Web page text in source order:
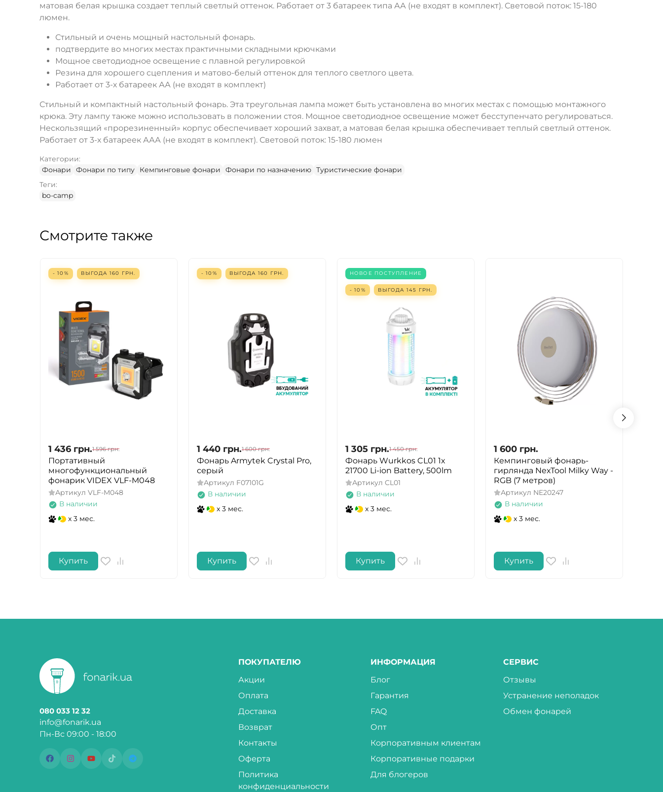
матовая белая крышка создает теплый светлый оттенок. Работает от 3 батареек типа АА (не входят в комплект). Световой поток: 15-180
люмен.
Стильный и очень мощный настольный фонарь.
подтвердите во многих местах практичными складными крючками
Мощное светодиодное освещение с плавной регулировкой
Резина для хорошего сцепления и матово-белый оттенок для теплого светлого цвета.
Работает от 3-х батареек АА (не входят в комплект)
Стильный и компактный настольный фонарь. Эта треугольная лампа может быть установлена во многих местах с помощью монтажного
крюка. Эту лампу также можно использовать в положении стоя. Мощное светодиодное освещение может бесступенчато регулироваться.
Нескользящий «прорезиненный» корпус обеспечивает хороший захват, а матовая белая крышка обеспечивает теплый светлый оттенок.
Работает от 3-х батареек ААА (не входят в комплект). Световой поток: 15-180 люмен
Категории:
Фонари
Фонари по типу Кемпинговые фонари Фонари по назначению Туристические фонари
Теги:
bo-camp
Смотрите также
- 10% ВЫГОДА 160 ГРН.
1 436 грн.1 596 грн.
Портативный
многофункциональный
фонарик VIDEX VLF-M048
Артикул VLF-M048
В наличии
x 3 мес.
Купить
- 10% ВЫГОДА 160 ГРН.
1 440 грн.1 600 грн.
Фонарь Armytek Crystal Pro,
серый
Артикул F07101G
В наличии
x 3 мес.
Купить
НОВОЕ ПОСТУПЛЕНИЕ
- 10% ВЫГОДА 145 ГРН.
1 305 грн.1 450 грн.
Фонарь Wurkkos CL01 1x
21700 Li-ion Battery, 500lm
Артикул CL01
В наличии
x 3 мес.
Купить
1 600 грн.
Кемпинговый фонарь-
гирлянда NexTool Milky Way -
RGB (7 метров)
Артикул NE20247
В наличии
x 3 мес.
Купить
080 033 12 32
info@fonarik.ua
Пн-Вс 09:00 - 18:00
ПОКУПАТЕЛЮ
Акции
Оплата
Доставка
Возврат
Контакты
Оферта
Политика
конфиденциальности
ИНФОРМАЦИЯ
Блог
Гарантия
FAQ
Опт
Корпоративным клиентам
Корпоративные подарки
Для блогеров
СЕРВИС
Отзывы
Устранение неполадок
Обмен фонарей
ДА НЕТ